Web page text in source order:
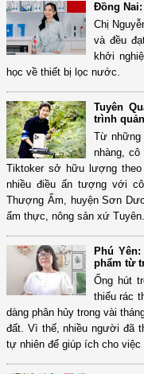
Đồng
Chị
và đều
khởi
học về thiết bị lọc nước.
Tuyên
trình
Từ những
nhàng,
Tiktoker sở hữu lượng theo
nhiều điều ấn tượng với
Thượng Ấm, huyện Sơn
ẩm thực, nông sản xứ Tuyên.
Phú
phẩm từ
Ống hút
thiểu rác
dàng phân hủy trong vài
đất. Vì thế, nhiều người đã
tự nhiên để giúp ích cho